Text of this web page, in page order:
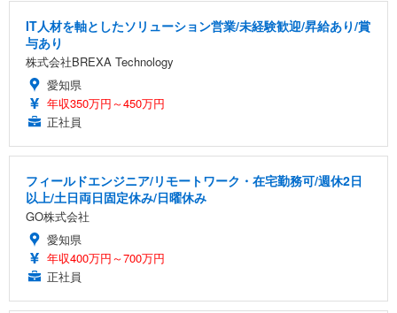
IT人材を軸としたソリューション営業/未経験歓迎/昇給あり/賞
与あり
株式会社BREXA Technology
愛知県
年収350万円～450万円
正社員
フィールドエンジニア/リモートワーク・在宅勤務可/週休2日
以上/土日両日固定休み/日曜休み
GO株式会社
愛知県
年収400万円～700万円
正社員